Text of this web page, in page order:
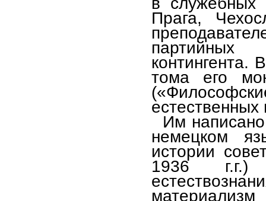
Прага,
партийных
контингента.
тома его
естественных
Им
немецком
истории
1936